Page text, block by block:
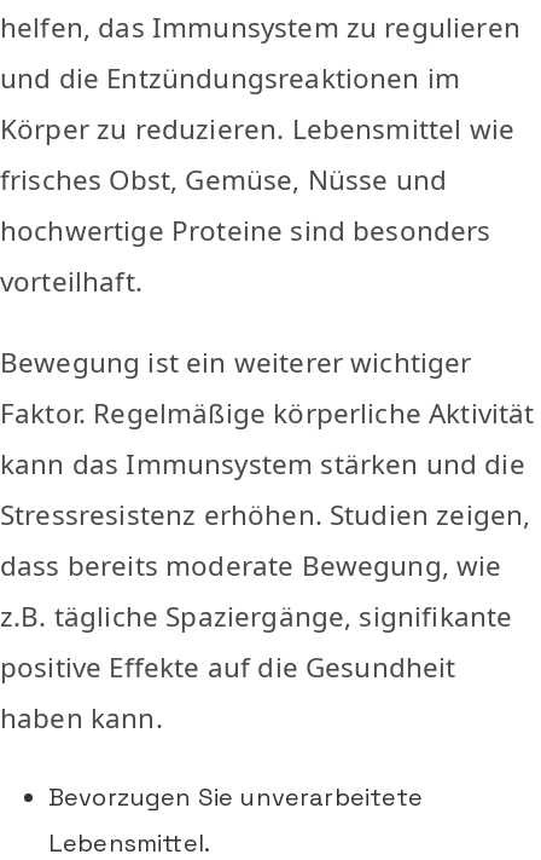
helfen, das Immunsystem zu regulieren
und die Entzündungsreaktionen im
Körper zu reduzieren. Lebensmittel wie
frisches Obst, Gemüse, Nüsse und
hochwertige Proteine sind besonders
vorteilhaft.
Bewegung ist ein weiterer wichtiger
Faktor. Regelmäßige körperliche Aktivität
kann das Immunsystem stärken und die
Stressresistenz erhöhen. Studien zeigen,
dass bereits moderate Bewegung, wie
z.B. tägliche Spaziergänge, signifikante
positive Effekte auf die Gesundheit
haben kann.
Bevorzugen Sie unverarbeitete
Lebensmittel.